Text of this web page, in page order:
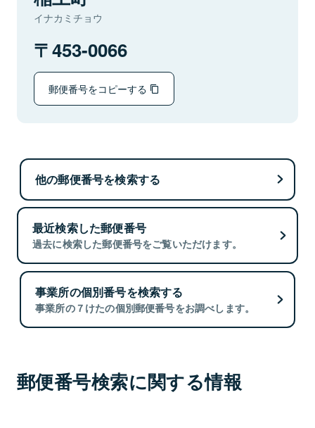
イナカミチョウ
453-0066
郵便番号をコピーする
他の郵便番号を検索する
最近検索した郵便番号
過去に検索した郵便番号をご覧いただけます。
事業所の個別番号を検索する
事業所の７けたの個別郵便番号をお調べします。
郵便番号検索に関する情報